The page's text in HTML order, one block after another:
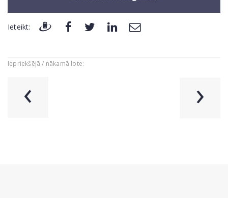
Ieteikt:
Iepriekšējā / nākamā lote:
‹ ›